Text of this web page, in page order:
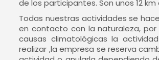
de los participantes. Son unos 12
Todas nuestras actividades se
en contacto con la naturaleza,
causas climatológicas la
realizar ,la empresa se reserva